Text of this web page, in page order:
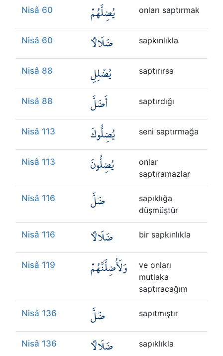
Nisâ 60 يُضِلَّهُمْ onları saptırmak
Nisâ 60 ضَلَالًا sapkınlıkla
Nisâ 88 يُضْلِلِ saptırırsa
Nisâ 88 أَضَلَّ saptırdığı
Nisâ 113 يُضِلُّوكَ seni saptırmağa
Nisâ 113 يُضِلُّونَ
onlar
saptıramazlar
Nisâ 116 ضَلَّ
sapıklığa
düşmüştür
Nisâ 116 ضَلَالًا bir sapkınlıkla
Nisâ 119 وَلَأُضِلَّنَّهُمْ
ve onları
mutlaka
saptıracağım
Nisâ 136 ضَلَّ sapıtmıştır
Nisâ 136 ضَلَالًا sapıklıkla